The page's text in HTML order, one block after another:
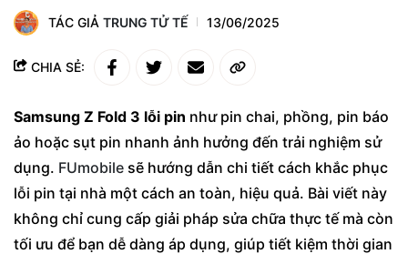
TÁC GIẢ TRUNG TỬ TẾ 13/06/2025
CHIA SẺ:
Samsung Z Fold 3 lỗi pin như pin chai, phồng, pin báo
ảo hoặc sụt pin nhanh ảnh hưởng đến trải nghiệm sử
dụng. FUmobile sẽ hướng dẫn chi tiết cách khắc phục
lỗi pin tại nhà một cách an toàn, hiệu quả. Bài viết này
không chỉ cung cấp giải pháp sửa chữa thực tế mà còn
tối ưu để bạn dễ dàng áp dụng, giúp tiết kiệm thời gian